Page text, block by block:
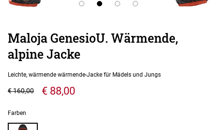
Maloja GenesioU. Wärmende,
alpine Jacke
Leichte, wärmende wärmende-Jacke für Mädels und Jungs
€ 88,00
€ 160,00
Farben